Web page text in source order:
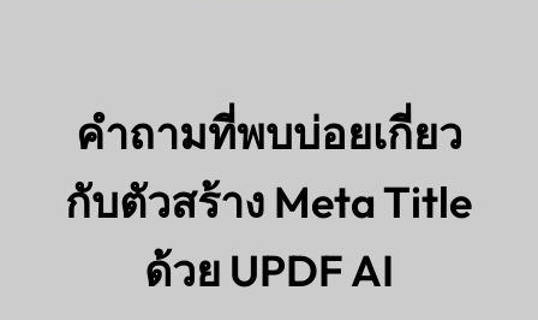
คำถามที่พบบ่อยเกี่ยว
กับตัวสร้าง Meta Title
ด้วย UPDF AI